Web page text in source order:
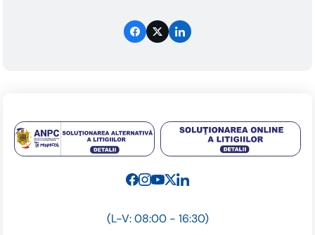
(L-V: 08:00 - 16:30)